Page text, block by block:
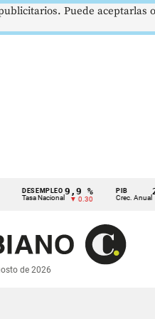
Nacional
9,9 %
▼ 0.30
PIB
Crec. Anual
2,8
▲ 0.10
de 2026
Puede aceptarlas